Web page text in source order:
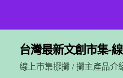
台灣最新文創市集-
線上市集擺攤 / 攤主產品介